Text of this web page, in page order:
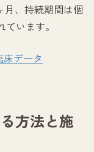
月、持続期間は個
います。
データ
方法と施